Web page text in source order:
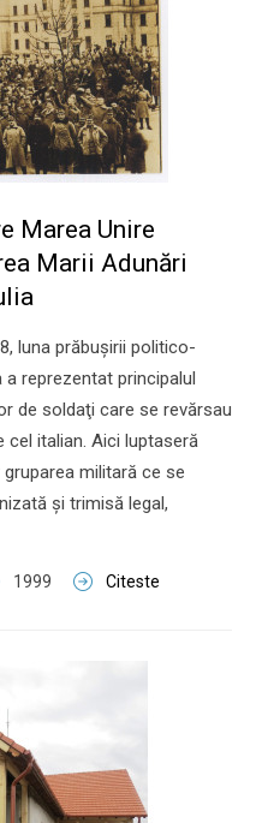
Marea Unire
Marii Adunări
luna prăbuşirii politico-
a reprezentat principalul
de soldaţi care se revărsau
cel italian. Aici luptaseră
militară ce se
şi trimisă legal,
1999 Citeste